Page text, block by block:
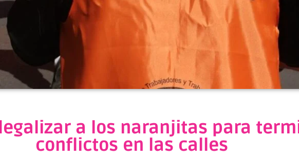
a los naranjitas para
conflictos en las calles